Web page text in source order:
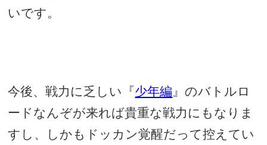
いです。
今後、戦力に乏しい『少年編』のバトルロ
ードなんぞが来れば貴重な戦力にもなりま
すし、しかもドッカン覚醒だって控えてい